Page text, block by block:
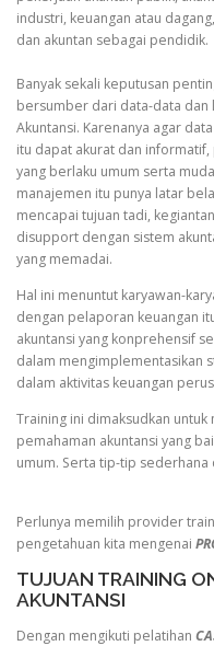
industri, keuangan atau
dan akuntan sebagai pendidik.
Banyak sekali keputusan
bersumber dari data-data dan
Akuntansi. Karenanya agar
itu dapat akurat dan
yang berlaku umum serta
manajemen itu punya latar
mencapai tujuan tadi,
disupport dengan sistem
yang memadai.
Hal ini menuntut karyawan-
dengan pelaporan keuangan
akuntansi yang konprehensif
dalam mengimplementasikan
dalam aktivitas keuangan
Training ini dimaksudkan
pemahaman akuntansi yang
umum. Serta tip-tip
Perlunya memilih provider
pengetahuan kita mengenai
TUJUAN TRAINING
AKUNTANSI
Dengan mengikuti pelatihan